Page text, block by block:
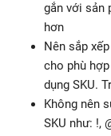
gắn với sản
hơn
Nên sắp
cho phù
dụng SKU.
Không nên
SKU như: !,